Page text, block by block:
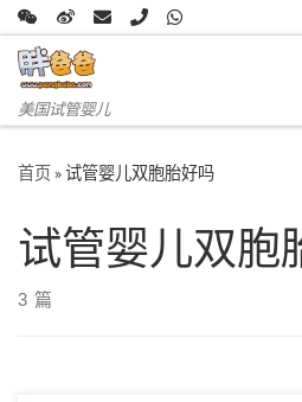
Skip to content
美国试管婴儿
首页»试管婴儿双胞胎好吗
试管婴儿双胞
3 篇